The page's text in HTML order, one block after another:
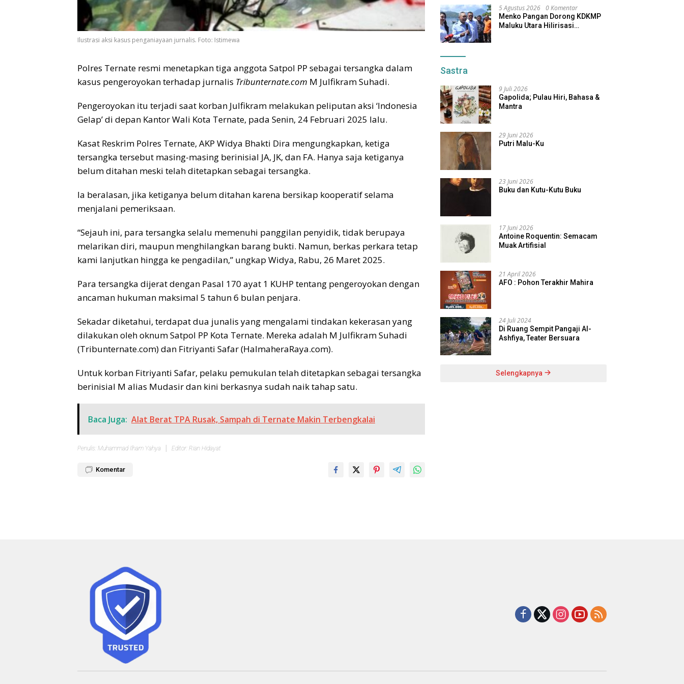
Ilustrasi aksi kasus penganiayaan jurnalis. Foto: Istimewa
Polres Ternate resmi menetapkan tiga anggota Satpol PP sebagai tersangka dalam
kasus pengeroyokan terhadap jurnalis Tribunternate.com M Julfikram Suhadi.
Pengeroyokan itu terjadi saat korban Julfikram melakukan peliputan aksi ‘Indonesia
Gelap’ di depan Kantor Wali Kota Ternate, pada Senin, 24 Februari 2025 lalu.
Kasat Reskrim Polres Ternate, AKP Widya Bhakti Dira mengungkapkan, ketiga
tersangka tersebut masing-masing berinisial JA, JK, dan FA. Hanya saja ketiganya
belum ditahan meski telah ditetapkan sebagai tersangka.
Ia beralasan, jika ketiganya belum ditahan karena bersikap kooperatif selama
menjalani pemeriksaan.
“Sejauh ini, para tersangka selalu memenuhi panggilan penyidik, tidak berupaya
melarikan diri, maupun menghilangkan barang bukti. Namun, berkas perkara tetap
kami lanjutkan hingga ke pengadilan,” ungkap Widya, Rabu, 26 Maret 2025.
Para tersangka dijerat dengan Pasal 170 ayat 1 KUHP tentang pengeroyokan dengan
ancaman hukuman maksimal 5 tahun 6 bulan penjara.
Sekadar diketahui, terdapat dua junalis yang mengalami tindakan kekerasan yang
dilakukan oleh oknum Satpol PP Kota Ternate. Mereka adalah M Julfikram Suhadi
(Tribunternate.com) dan Fitriyanti Safar (HalmaheraRaya.com).
Untuk korban Fitriyanti Safar, pelaku pemukulan telah ditetapkan sebagai tersangka
berinisial M alias Mudasir dan kini berkasnya sudah naik tahap satu.
Baca Juga: Alat Berat TPA Rusak, Sampah di Ternate Makin Terbengkalai
Penulis: Muhammad Ilham Yahya Editor: Rian Hidayat
Komentar
5 Agustus 2026 0 Komentar
Menko Pangan Dorong KDKMP
Maluku Utara Hilirisasi
Sastra
9 Juli 2026
Gapolida; Pulau Hiri, Bahasa &
Mantra
29 Juni 2026
Putri Malu-Ku
23 Juni 2026
Buku dan Kutu-Kutu Buku
17 Juni 2026
Antoine Roquentin: Semacam
Muak Artifisial
21 April 2026
AFO : Pohon Terakhir Mahira
24 Juli 2024
Di Ruang Sempit Pangaji Al-
Ashfiya, Teater Bersuara
Selengkapnya